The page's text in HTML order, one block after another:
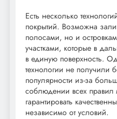
Есть несколько
покрытий. Возможна
полосами, но и
участками, которые в
в единую поверхность.
технологии не получили
популярности из-за
соблюдении всех
гарантировать
независимо от условий.